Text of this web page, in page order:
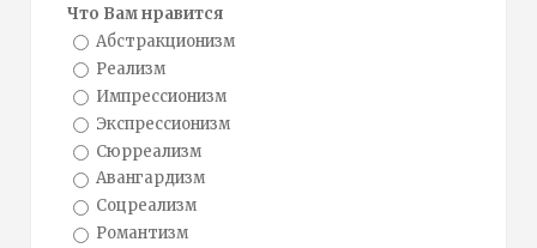
Что Вам нравится
Абстракционизм
Реализм
Импрессионизм
Экспрессионизм
Сюрреализм
Авангардизм
Соцреализм
Романтизм